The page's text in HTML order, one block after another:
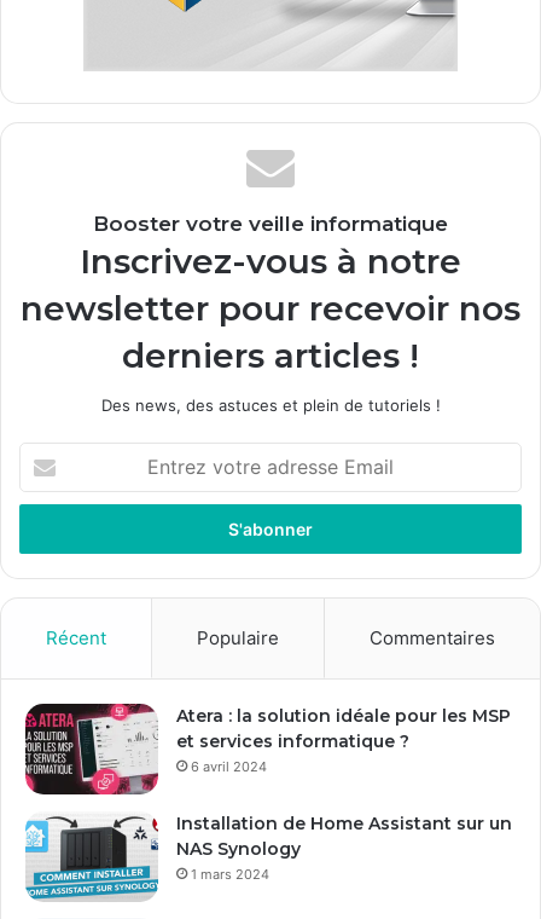
Booster votre veille informatique
Inscrivez-vous à notre
newsletter pour recevoir nos
derniers articles !
Des news, des astuces et plein de tutoriels !
t
e
z
r
e
a
d
s
e
Récent Populaire Commentaires
Atera : la solution idéale pour les MSP
et services informatique ?
6 avril 2024
Installation de Home Assistant sur un
NAS Synology
1 mars 2024